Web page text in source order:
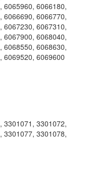
, 6065960, 6066180,
, 6066690, 6066770,
, 6067230, 6067310,
, 6067900, 6068040,
, 6068550, 6068630,
, 6069520, 6069600
, 3301071 , 3301072,
, 3301077, 3301078,